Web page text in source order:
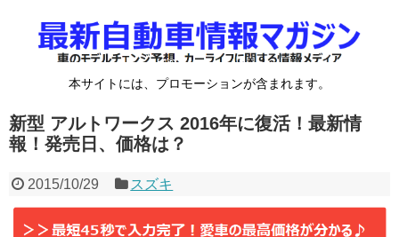
本サイトには、プロモーションが含まれます。
新型 アルトワークス 2016年に復活！最新情
報！発売日、価格は？
2015/10/29 スズキ